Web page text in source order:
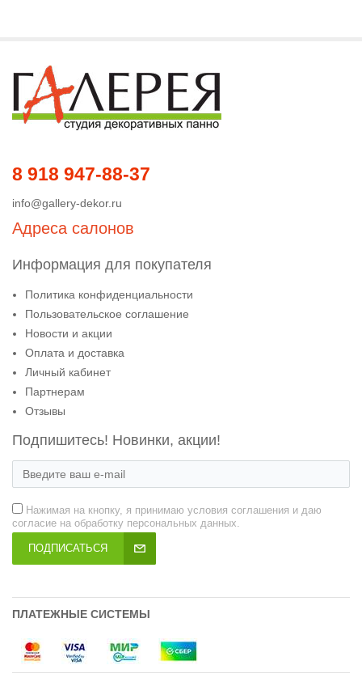
8 918 947-88-37
info@gallery-dekor.ru
Адреса салонов
Информация для покупателя
Политика конфиденциальности
Пользовательское соглашение
Новости и акции
Оплата и доставка
Личный кабинет
Партнерам
Отзывы
Подпишитесь! Новинки, акции!
Нажимая на кнопку, я принимаю условия соглашения и даю
согласие на обработку персональных данных.
ПОДПИСАТЬСЯ
ПЛАТЕЖНЫЕ СИСТЕМЫ